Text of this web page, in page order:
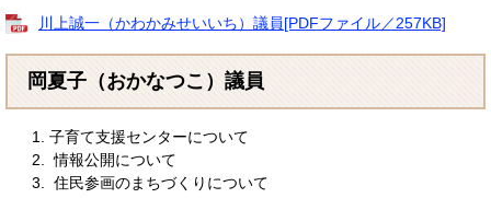
川上誠一（かわかみせいいち）議員[PDFファイル／257KB]
岡夏子（おかなつこ）議員
子育て支援センターについて
情報公開について
住民参画のまちづくりについて